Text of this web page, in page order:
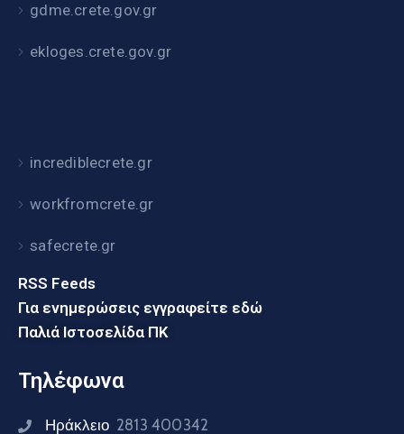
gdme.crete.gov.gr
ekloges.crete.gov.gr
incrediblecrete.gr
workfromcrete.gr
safecrete.gr
RSS Feeds
Για ενημερώσεις εγγραφείτε εδώ
Παλιά Ιστοσελίδα ΠΚ
Τηλέφωνα
Ηράκλειο 2813 400342